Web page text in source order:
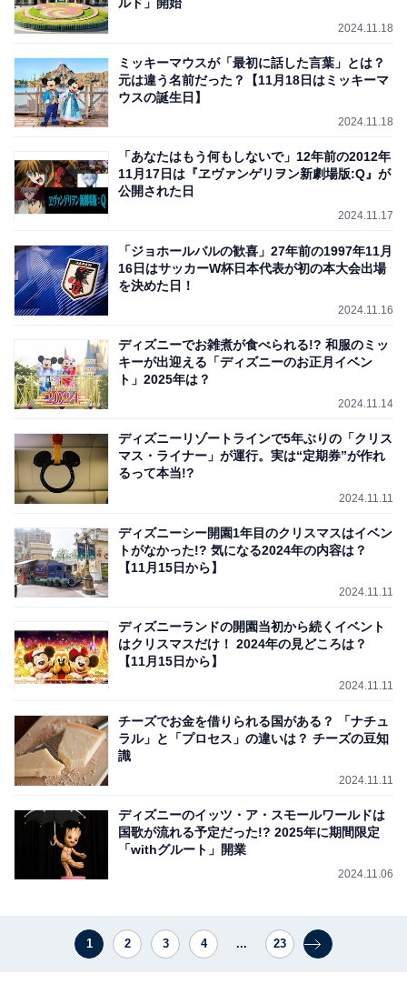
ルド」開始
2024.11.18
ミッキーマウスが「最初に話した言葉」とは？
元は違う名前だった？【11月18日はミッキーマ
ウスの誕生日】
2024.11.18
「あなたはもう何もしないで」12年前の2012年
11月17日は『ヱヴァンゲリヲン新劇場版:Q』が
公開された日
2024.11.17
「ジョホールバルの歓喜」27年前の1997年11月
16日はサッカーW杯日本代表が初の本大会出場
を決めた日！
2024.11.16
ディズニーでお雑煮が食べられる!? 和服のミッ
キーが出迎える「ディズニーのお正月イベン
ト」2025年は？
2024.11.14
ディズニーリゾートラインで5年ぶりの「クリス
マス・ライナー」が運行。実は“定期券”が作れ
るって本当!?
2024.11.11
ディズニーシー開園1年目のクリスマスはイベン
トがなかった!? 気になる2024年の内容は？
【11月15日から】
2024.11.11
ディズニーランドの開園当初から続くイベント
はクリスマスだけ！ 2024年の見どころは？
【11月15日から】
2024.11.11
チーズでお金を借りられる国がある？ 「ナチュ
ラル」と「プロセス」の違いは？ チーズの豆知
識
2024.11.11
ディズニーのイッツ・ア・スモールワールドは
国歌が流れる予定だった!? 2025年に期間限定
「withグルート」開業
2024.11.06
1 2 3 4 ... 23